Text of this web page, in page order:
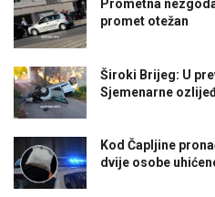
Prometna
promet otežan
Široki Brijeg: U
Sjemenarne
Kod Čapljine
dvije osobe